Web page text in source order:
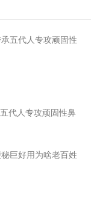
代人专攻顽固性鼻